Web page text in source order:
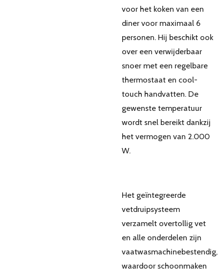
voor het koken van een
diner voor maximaal 6
personen. Hij beschikt ook
over een verwijderbaar
snoer met een regelbare
thermostaat en cool-
touch handvatten. De
gewenste temperatuur
wordt snel bereikt dankzij
het vermogen van 2.000
W.
Het geïntegreerde
vetdruipsysteem
verzamelt overtollig vet
en alle onderdelen zijn
vaatwasmachinebestendig,
waardoor schoonmaken